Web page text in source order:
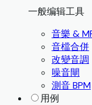
一般编辑工具
音樂 &
音檔合併
改變音調
噪音閘
測音 BPM
用例